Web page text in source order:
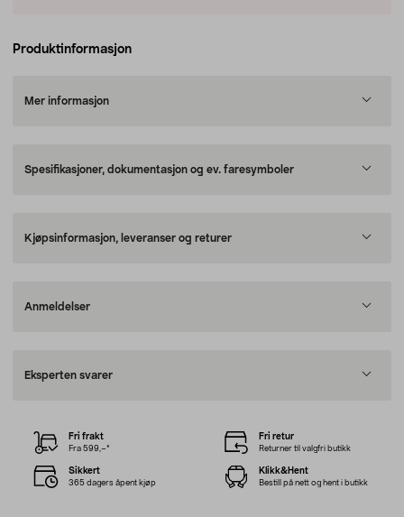
Produktinformasjon
Mer informasjon
Spesifikasjoner, dokumentasjon og ev. faresymboler
Kjøpsinformasjon, leveranser og returer
Anmeldelser
Eksperten svarer
Fri frakt
Fra 599,–*
Fri retur
Returner til valgfri butikk
Sikkert
365 dagers åpent kjøp
Klikk&Hent
Bestill på nett og hent i butikk